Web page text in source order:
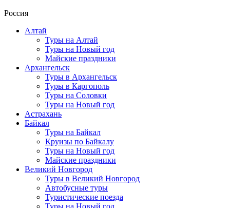
Россия
Алтай
Туры на Алтай
Туры на Новый год
Майские праздники
Архангельск
Туры в Архангельск
Туры в Каргополь
Туры на Соловки
Туры на Новый год
Астрахань
Байкал
Туры на Байкал
Круизы по Байкалу
Туры на Новый год
Майские праздники
Великий Новгород
Туры в Великий Новгород
Автобусные туры
Туристические поезда
Туры на Новый год